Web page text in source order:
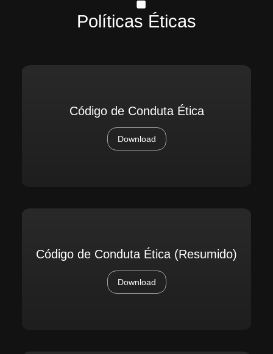
Políticas Éticas
Código de Conduta Ética
Download
Código de Conduta Ética (Resumido)
Download